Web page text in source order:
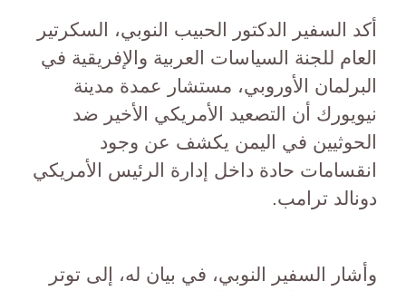
أكد السفير الدكتور الحبيب النوبي، السكرتير
العام للجنة السياسات العربية والإفريقية في
البرلمان الأوروبي، مستشار عمدة مدينة
نيويورك أن التصعيد الأمريكي الأخير ضد
الحوثيين في اليمن يكشف عن وجود
انقسامات حادة داخل إدارة الرئيس الأمريكي
دونالد ترامب.
وأشار السفير النوبي، في بيان له، إلى توتر